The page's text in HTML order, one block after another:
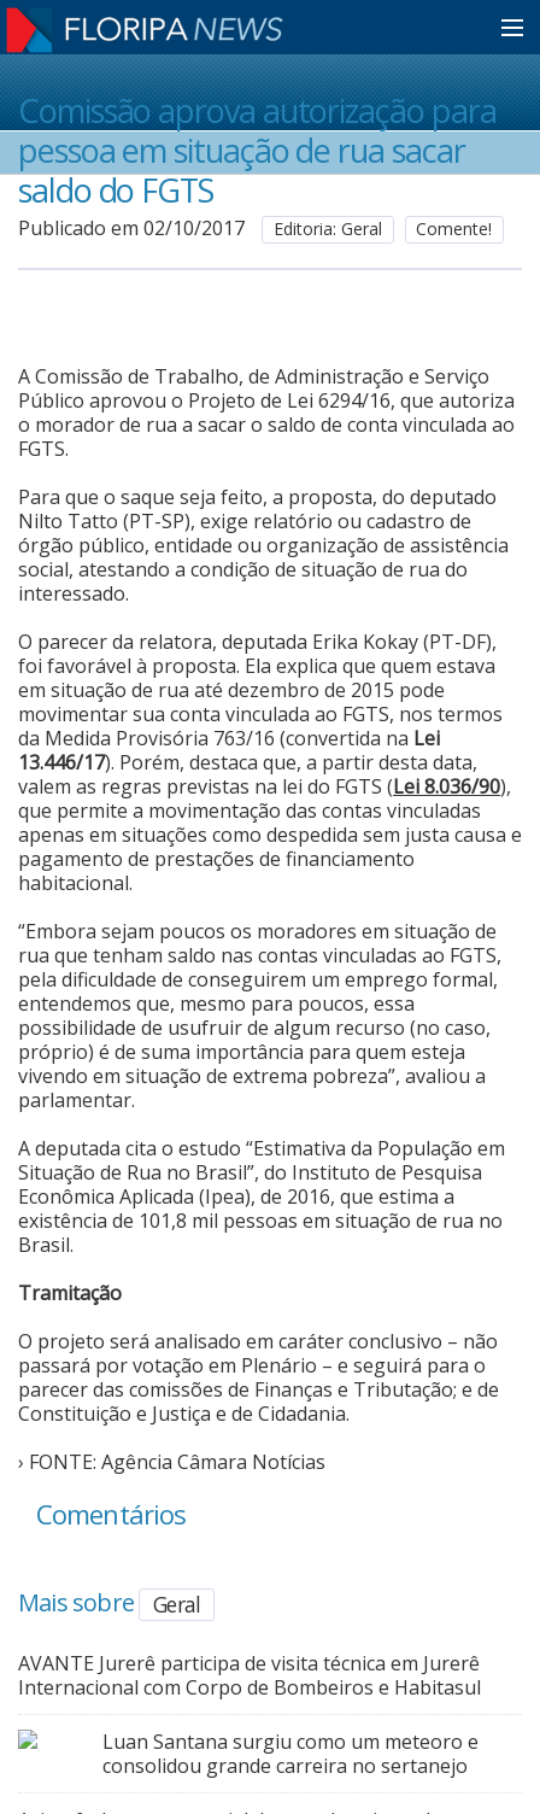
Home
Notícias
Guia de Serviços
Anuncie
Cinema
Agenda Cultural
Anuncie
Fale Conosco
Comissão aprova autorização para
pessoa em situação de rua sacar
saldo do FGTS
Publicado em 02/10/2017 Editoria: Geral Comente!
A Comissão de Trabalho, de Administração e Serviço
Público aprovou o Projeto de Lei 6294/16, que autoriza
o morador de rua a sacar o saldo de conta vinculada ao
FGTS.
Para que o saque seja feito, a proposta, do deputado
Nilto Tatto (PT-SP), exige relatório ou cadastro de
órgão público, entidade ou organização de assistência
social, atestando a condição de situação de rua do
interessado.
O parecer da relatora, deputada Erika Kokay (PT-DF),
foi favorável à proposta. Ela explica que quem estava
em situação de rua até dezembro de 2015 pode
movimentar sua conta vinculada ao FGTS, nos termos
da Medida Provisória 763/16 (convertida na Lei
13.446/17). Porém, destaca que, a partir desta data,
valem as regras previstas na lei do FGTS (Lei 8.036/90),
que permite a movimentação das contas vinculadas
apenas em situações como despedida sem justa causa e
pagamento de prestações de financiamento
habitacional.
“Embora sejam poucos os moradores em situação de
rua que tenham saldo nas contas vinculadas ao FGTS,
pela dificuldade de conseguirem um emprego formal,
entendemos que, mesmo para poucos, essa
possibilidade de usufruir de algum recurso (no caso,
próprio) é de suma importância para quem esteja
vivendo em situação de extrema pobreza”, avaliou a
parlamentar.
A deputada cita o estudo “Estimativa da População em
Situação de Rua no Brasil”, do Instituto de Pesquisa
Econômica Aplicada (Ipea), de 2016, que estima a
existência de 101,8 mil pessoas em situação de rua no
Brasil.
Tramitação
O projeto será analisado em caráter conclusivo – não
passará por votação em Plenário – e seguirá para o
parecer das comissões de Finanças e Tributação; e de
Constituição e Justiça e de Cidadania.
› FONTE: Agência Câmara Notícias
Comentários
Mais sobre Geral
AVANTE Jurerê participa de visita técnica em Jurerê
Internacional com Corpo de Bombeiros e Habitasul
Luan Santana surgiu como um meteoro e
consolidou grande carreira no sertanejo